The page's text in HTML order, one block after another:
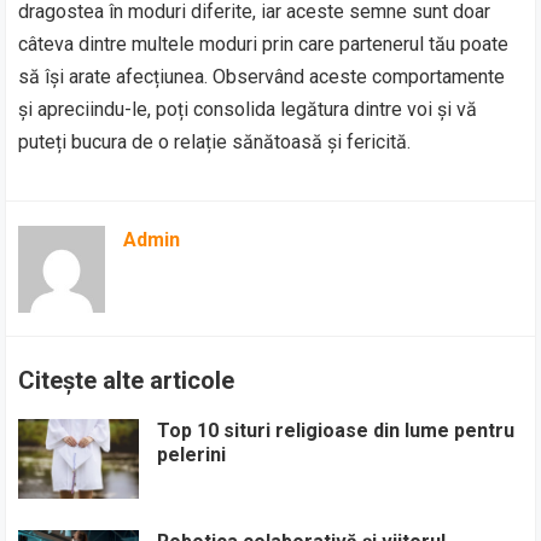
dragostea în moduri diferite, iar aceste semne sunt doar
câteva dintre multele moduri prin care partenerul tău poate
să își arate afecțiunea. Observând aceste comportamente
și apreciindu-le, poți consolida legătura dintre voi și vă
puteți bucura de o relație sănătoasă și fericită.
Admin
Citește alte articole
Top 10 situri religioase din lume pentru
pelerini